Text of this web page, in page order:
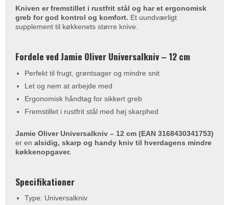
Kniven er fremstillet i rustfrit stål og har et ergonomisk
greb for god kontrol og komfort. Et uundværligt
supplement til køkkenets større knive.
Fordele ved Jamie Oliver Universalkniv – 12 cm
Perfekt til frugt, grøntsager og mindre snit
Let og nem at arbejde med
Ergonomisk håndtag for sikkert greb
Fremstillet i rustfrit stål med høj skarphed
Jamie Oliver Universalkniv – 12 cm (EAN 3168430341753)
er en alsidig, skarp og handy kniv til hverdagens mindre
køkkenopgaver.
Specifikationer
Type: Universalkniv